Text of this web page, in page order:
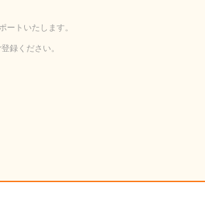
トいたします。
録ください。